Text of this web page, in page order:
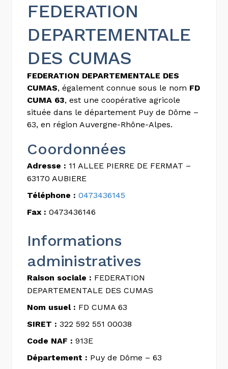
FEDERATION
DEPARTEMENTALE
DES CUMAS
FEDERATION DEPARTEMENTALE DES
CUMAS, également connue sous le nom FD
CUMA 63, est une coopérative agricole
située dans le département Puy de Dôme –
63, en région Auvergne-Rhône-Alpes.
Coordonnées
Adresse : 11 ALLEE PIERRE DE FERMAT –
63170 AUBIERE
Téléphone : 0473436145
Fax : 0473436146
Informations
administratives
Raison sociale : FEDERATION
DEPARTEMENTALE DES CUMAS
Nom usuel : FD CUMA 63
SIRET : 322 592 551 00038
Code NAF : 913E
Département : Puy de Dôme – 63